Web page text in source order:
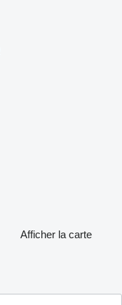
Afficher la carte